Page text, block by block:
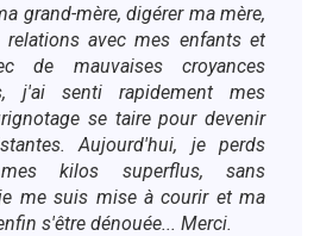
grand-mère, digérer ma mère,
relations avec mes enfants et
de mauvaises croyances
j'ai senti rapidement mes
se taire pour devenir
Aujourd'hui, je perds
kilos superflus, sans
me suis mise à courir et ma
s'être dénouée... Merci.